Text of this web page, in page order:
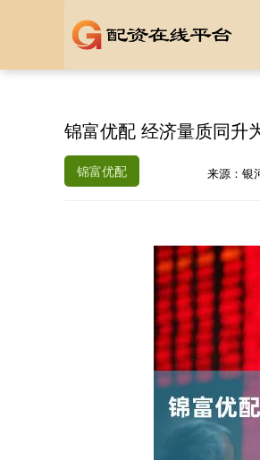
锦富优配 经济量质同升
锦富优配 来源：银